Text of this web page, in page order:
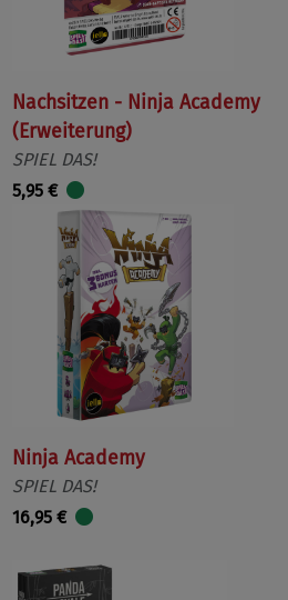
Nachsitzen - Ninja Academy
(Erweiterung)
SPIEL DAS!
5,95 €
Ninja Academy
SPIEL DAS!
16,95 €